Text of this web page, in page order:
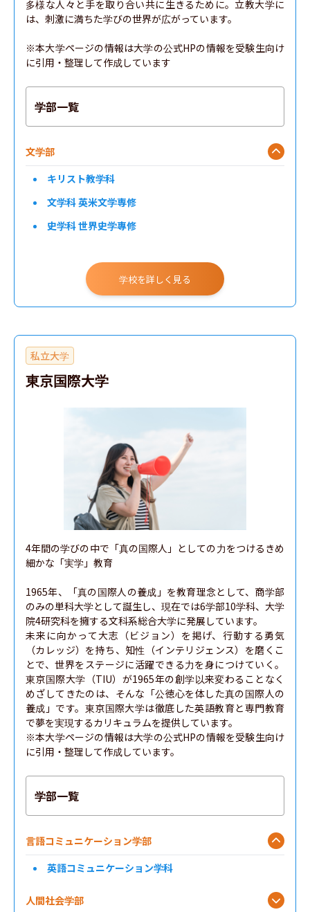
多様な人々と手を取り合い共に生きるために。立教大学に
は、刺激に満ちた学びの世界が広がっています。
※本大学ページの情報は大学の公式HPの情報を受験生向け
に引用・整理して作成しています
学部一覧
文学部
キリスト教学科
文学科 英米文学専修
史学科 世界史学專修
文学科 ドイツ文学専修
文学科 フランス文学専修
文学科 文芸・思想専修
史学科 日本史学專修
史学科 超越文化学專修
異文化コミュニケーション学部
理学部
法学部
観光学部
コミュニティ福祉学部
現代心理学部
スポーツウエルネス学部
学校を詳しく見る
私立大学
東京国際大学
4年間の学びの中で「真の国際人」としての力をつけるきめ
細かな「実学」教育
1965年、「真の国際人の養成」を教育理念として、商学部
のみの単科大学として誕生し、現在では6学部10学科、大学
院4研究科を擁する文科系総合大学に発展しています。
未来に向かって大志（ビジョン）を掲げ、行動する勇気
（カレッジ）を持ち、知性（インテリジェンス）を磨くこ
とで、世界をステージに活躍できる力を身につけていく。
東京国際大学（TIU）が1965年の創学以来変わることなく
めざしてきたのは、そんな「公徳心を体した真の国際人の
養成」です。東京国際大学は徹底した英語教育と専門教育
で夢を実現するカリキュラムを提供しています。
※本大学ページの情報は大学の公式HPの情報を受験生向け
に引用・整理して作成しています。
学部一覧
言語コミュニケーション学部
英語コミュニケーション学科
人間社会学部